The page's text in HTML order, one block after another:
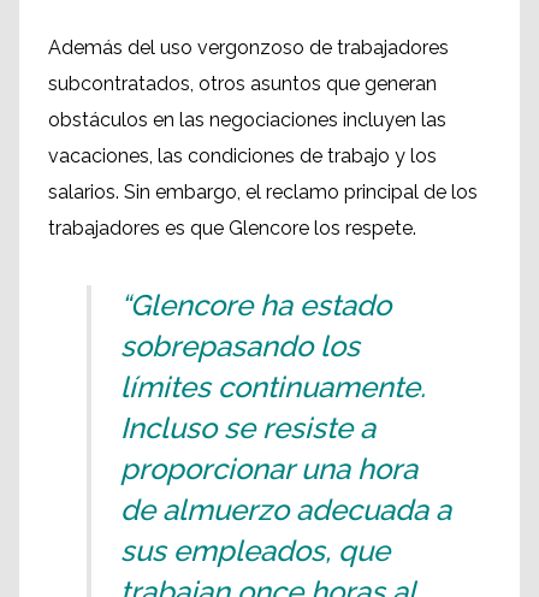
Además del uso vergonzoso de trabajadores
subcontratados, otros asuntos que generan
obstáculos en las negociaciones incluyen las
vacaciones, las condiciones de trabajo y los
salarios. Sin embargo, el reclamo principal de los
trabajadores es que Glencore los respete.
“Glencore ha estado
sobrepasando los
límites continuamente.
Incluso se resiste a
proporcionar una hora
de almuerzo adecuada a
sus empleados, que